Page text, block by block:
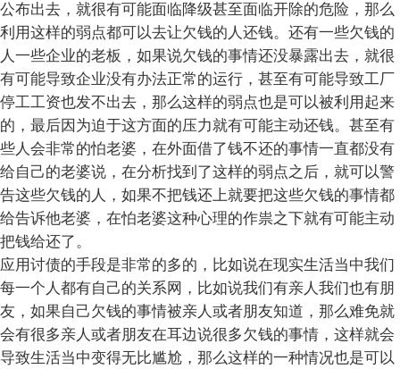
公布出去，就很有可能面临降级甚至面临开除的危险，那么
利用这样的弱点都可以去让欠钱的人还钱。还有一些欠钱的
人一些企业的老板，如果说欠钱的事情还没暴露出去，就很
有可能导致企业没有办法正常的运行，甚至有可能导致工厂
停工工资也发不出去，那么这样的弱点也是可以被利用起来
的，最后因为迫于这方面的压力就有可能主动还钱。甚至有
些人会非常的怕老婆，在外面借了钱不还的事情一直都没有
给自己的老婆说，在分析找到了这样的弱点之后，就可以警
告这些欠钱的人，如果不把钱还上就要把这些欠钱的事情都
给告诉他老婆，在怕老婆这种心理的作祟之下就有可能主动
把钱给还了。
应用讨债的手段是非常的多的，比如说在现实生活当中我们
每一个人都有自己的关系网，比如说我们有亲人我们也有朋
友，如果自己欠钱的事情被亲人或者朋友知道，那么难免就
会有很多亲人或者朋友在耳边说很多欠钱的事情，这样就会
导致生活当中变得无比尴尬，那么这样的一种情况也是可以